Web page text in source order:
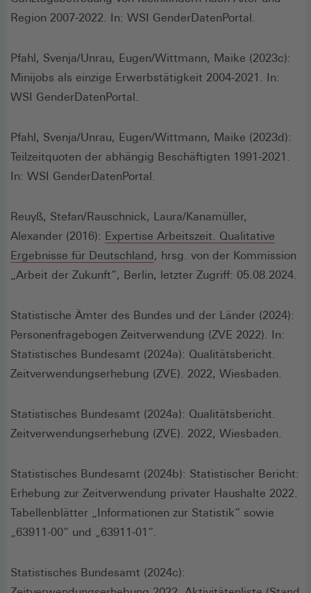
Region 2007-2022. In: WSI GenderDatenPortal.
Pfahl, Svenja/Unrau, Eugen/Wittmann, Maike (2023c):
Minijobs als einzige Erwerbstätigkeit 2004-2021. In:
WSI GenderDatenPortal.
Pfahl, Svenja/Unrau, Eugen/Wittmann, Maike (2023d):
Teilzeitquoten der abhängig Beschäftigten 1991-2021.
In: WSI GenderDatenPortal.
Reuyß, Stefan/Rauschnick, Laura/Kanamüller,
Alexander (2016): Expertise Arbeitszeit. Qualitative
Ergebnisse für Deutschland (Öffnet
in
neuen
Fenster)
, hrsg. von der Kommission
„Arbeit der Zukunft“, Berlin, letzter Zugriff: 05.08.2024.
Statistische Ämter des Bundes und der Länder (2024):
Personenfragebogen Zeitverwendung (ZVE 2022). In:
Statistisches Bundesamt (2024a): Qualitätsbericht.
Zeitverwendungserhebung (ZVE). 2022, Wiesbaden.
Statistisches Bundesamt (2024a): Qualitätsbericht.
Zeitverwendungserhebung (ZVE). 2022, Wiesbaden.
Statistisches Bundesamt (2024b): Statistischer Bericht:
Erhebung zur Zeitverwendung privater Haushalte 2022.
Tabellenblätter „Informationen zur Statistik“ sowie
„63911-00“ und „63911-01“.
Statistisches Bundesamt (2024c):